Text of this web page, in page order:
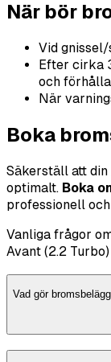
När bör
Vid
Efter cirka
och
När
Boka
Säkerställ att din
optimalt. Boka
professionell
Vanliga frågor
Avant (2.2 Turbo)
Vad gör